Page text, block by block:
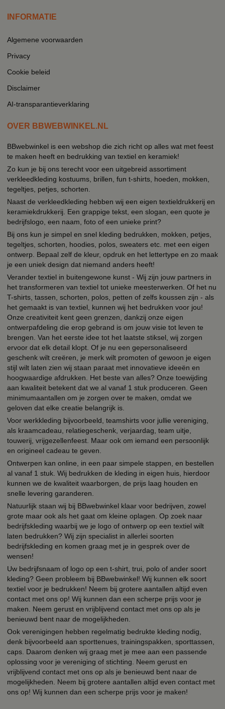
INFORMATIE
Algemene voorwaarden
Privacy
Cookie beleid
Disclaimer
AI-transparantieverklaring
OVER BBWEBWINKEL.NL
BBwebwinkel is een webshop die zich richt op alles wat met feest
te maken heeft en bedrukking van textiel en keramiek!
Zo kun je bij ons terecht voor een uitgebreid assortiment
verkleedkleding kostuums, brillen, fun t-shirts, hoeden, mokken,
tegeltjes, petjes, schorten.
Naast de verkleedkleding hebben wij een eigen textieldrukkerij en
keramiekdrukkerij. Een grappige tekst, een slogan, een quote je
bedrijfslogo, een naam, foto of een unieke print?
Bij ons kun je simpel en snel kleding bedrukken, mokken, petjes,
tegeltjes, schorten, hoodies, polos, sweaters etc. met een eigen
ontwerp. Bepaal zelf de kleur, opdruk en het lettertype en zo maak
je een uniek design dat niemand anders heeft!
Verander textiel in buitengewone kunst - Wij zijn jouw partners in
het transformeren van textiel tot unieke meesterwerken. Of het nu
T-shirts, tassen, schorten, polos, petten of zelfs koussen zijn - als
het gemaakt is van textiel, kunnen wij het bedrukken voor jou!
Onze creativiteit kent geen grenzen, dankzij onze eigen
ontwerpafdeling die erop gebrand is om jouw visie tot leven te
brengen. Van het eerste idee tot het laatste stiksel, wij zorgen
ervoor dat elk detail klopt. Of je nu een gepersonaliseerd
geschenk wilt creëren, je merk wilt promoten of gewoon je eigen
stijl wilt laten zien wij staan paraat met innovatieve ideeën en
hoogwaardige afdrukken. Het beste van alles? Onze toewijding
aan kwaliteit betekent dat we al vanaf 1 stuk produceren. Geen
minimumaantallen om je zorgen over te maken, omdat we
geloven dat elke creatie belangrijk is.
Voor werkkleding bijvoorbeeld, teamshirts voor jullie vereniging,
als kraamcadeau, relatiegeschenk, verjaardag, team uitje,
touwerij, vrijgezellenfeest. Maar ook om iemand een persoonlijk
en origineel cadeau te geven.
Ontwerpen kan online, in een paar simpele stappen, en bestellen
al vanaf 1 stuk. Wij bedrukken de kleding in eigen huis, hierdoor
kunnen we de kwaliteit waarborgen, de prijs laag houden en
snelle levering garanderen.
Natuurlijk staan wij bij BBwebwinkel klaar voor bedrijven, zowel
grote maar ook als het gaat om kleine oplagen. Op zoek naar
bedrijfskleding waarbij we je logo of ontwerp op een textiel wilt
laten bedrukken? Wij zijn specialist in allerlei soorten
bedrijfskleding en komen graag met je in gesprek over de
wensen!
Uw bedrijfsnaam of logo op een t-shirt, trui, polo of ander soort
kleding? Geen probleem bij BBwebwinkel! Wij kunnen elk soort
textiel voor je bedrukken! Neem bij grotere aantallen altijd even
contact met ons op! Wij kunnen dan een scherpe prijs voor je
maken. Neem gerust en vrijblijvend contact met ons op als je
benieuwd bent naar de mogelijkheden.
Ook verenigingen hebben regelmatig bedrukte kleding nodig,
denk bijvoorbeeld aan sporttenues, trainingspakken, sporttassen,
caps. Daarom denken wij graag met je mee aan een passende
oplossing voor je vereniging of stichting. Neem gerust en
vrijblijvend contact met ons op als je benieuwd bent naar de
mogelijkheden. Neem bij grotere aantallen altijd even contact met
ons op! Wij kunnen dan een scherpe prijs voor je maken!